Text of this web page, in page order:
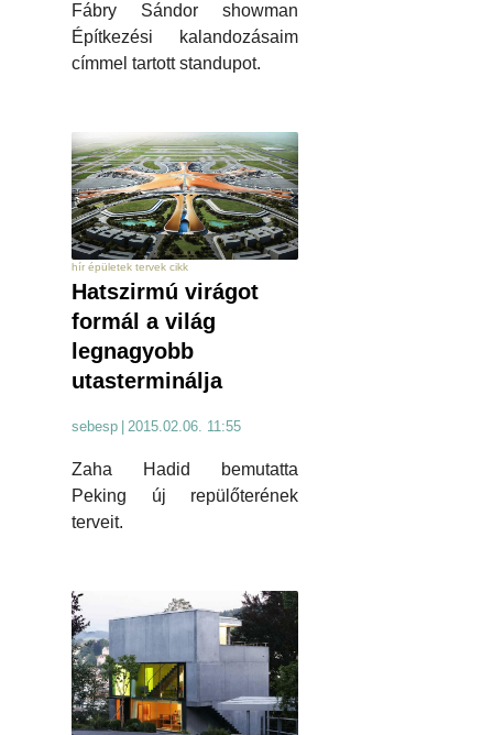
Fábry Sándor showman
Építkezési kalandozásaim
címmel tartott standupot.
hír épületek tervek cikk
Hatszirmú virágot
formál a világ
legnagyobb
utasterminálja
sebesp 2015.02.06. 11:55
Zaha Hadid bemutatta
Peking új repülőterének
terveit.